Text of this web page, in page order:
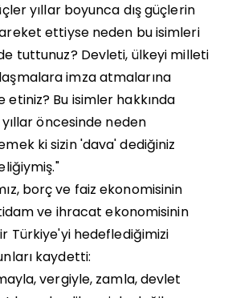
yıllar boyunca dış güçlerin
ettiyse neden bu isimleri
tuttunuz? Devleti, ülkeyi milleti
imza atmalarına
etiniz? Bu isimler hakkında
öncesinde neden
ki sizin 'dava' dediğiniz
borç ve faiz ekonomisinin
ve ihracat ekonomisinin
Türkiye'yi hedeflediğimizi
kaydetti:
vergiyle, zamla, devlet